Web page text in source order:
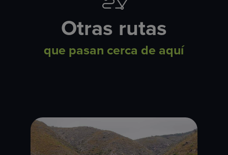
Otras rutas
que pasan cerca de aquí